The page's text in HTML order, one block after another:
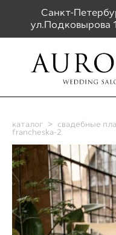
Санкт-
каталог > свадебные
francheska-2